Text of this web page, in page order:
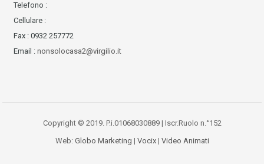
Telefono :
Cellulare :
Fax : 0932 257772
Email : nonsolocasa2@virgilio.it
Copyright © 2019. P.i.01068030889 | Iscr.Ruolo n.°152
Web: Globo Marketing | Vocix| Video Animati